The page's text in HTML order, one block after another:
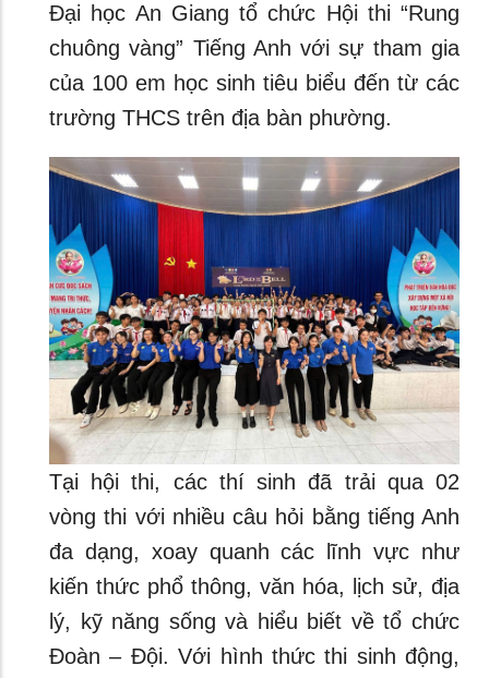
Đại học An Giang tổ chức Hội thi “Rung
chuông vàng” Tiếng Anh với sự tham gia
của 100 em học sinh tiêu biểu đến từ các
trường THCS trên địa bàn phường.
Tại hội thi, các thí sinh đã trải qua 02
vòng thi với nhiều câu hỏi bằng tiếng Anh
đa dạng, xoay quanh các lĩnh vực như
kiến thức phổ thông, văn hóa, lịch sử, địa
lý, kỹ năng sống và hiểu biết về tổ chức
Đoàn – Đội. Với hình thức thi sinh động,